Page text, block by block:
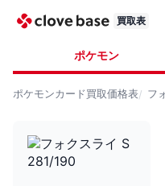
買取表
ポケモン
ポケモンカード買取価格表 フ